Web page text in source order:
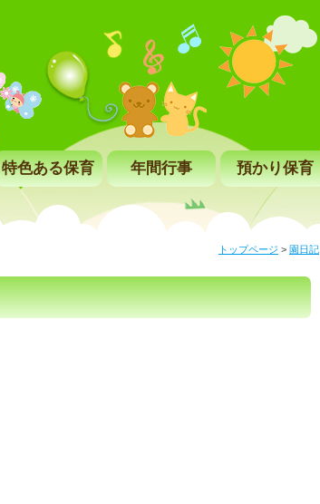
特色ある保育 年間行事 預かり保育
トップページ > 園日記